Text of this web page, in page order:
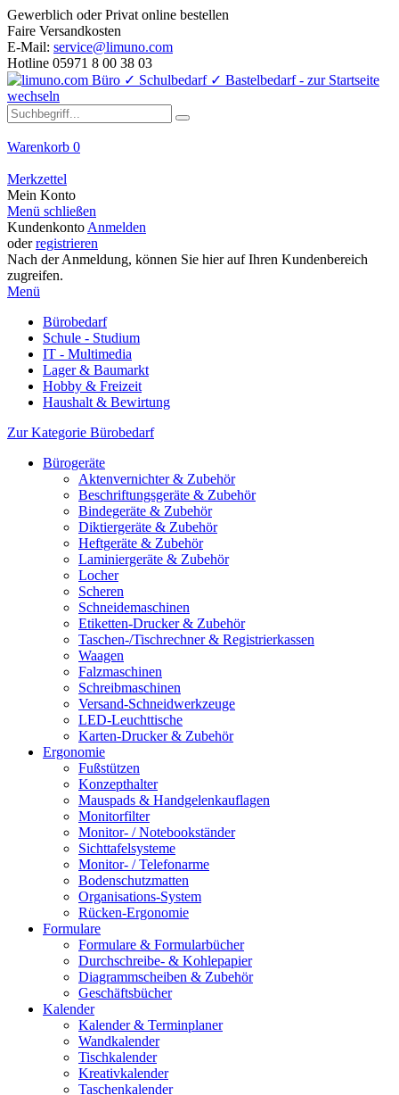
Gewerblich oder Privat online bestellen
Faire Versandkosten
E-Mail: service@limuno.com
Hotline 05971 8 00 38 03
Warenkorb 0
Merkzettel
Mein Konto
Menü schließen
Kundenkonto Anmelden
oderregistrieren
Nach der Anmeldung, können Sie hier auf Ihren Kundenbereich
zugreifen.
Menü
Bürobedarf
Schule - Studium
IT - Multimedia
Lager & Baumarkt
Hobby & Freizeit
Haushalt & Bewirtung
Zur Kategorie Bürobedarf
Bürogeräte
Aktenvernichter & Zubehör
Beschriftungsgeräte & Zubehör
Bindegeräte & Zubehör
Diktiergeräte & Zubehör
Heftgeräte & Zubehör
Laminiergeräte & Zubehör
Locher
Scheren
Schneidemaschinen
Etiketten-Drucker & Zubehör
Taschen-/Tischrechner & Registrierkassen
Waagen
Falzmaschinen
Schreibmaschinen
Versand-Schneidwerkzeuge
LED-Leuchttische
Karten-Drucker & Zubehör
Ergonomie
Fußstützen
Konzepthalter
Mauspads & Handgelenkauflagen
Monitorfilter
Monitor- / Notebookständer
Sichttafelsysteme
Monitor- / Telefonarme
Bodenschutzmatten
Organisations-System
Rücken-Ergonomie
Formulare
Formulare & Formularbücher
Durchschreibe- & Kohlepapier
Diagrammscheiben & Zubehör
Geschäftsbücher
Kalender
Kalender & Terminplaner
Wandkalender
Tischkalender
Kreativkalender
Taschenkalender